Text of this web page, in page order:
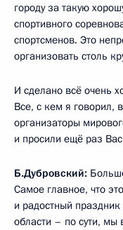
городу за такую
спортивного
спортсменов. Это
организовать столь
И сделано всё очень
Все, с кем я говорил,
организаторы
и просили ещё раз
Б.Дубровский:
Самое главное, что
и радостный
области – по сути,